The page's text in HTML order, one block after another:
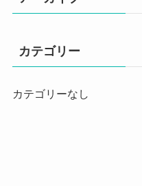
カテゴリー
カテゴリーなし